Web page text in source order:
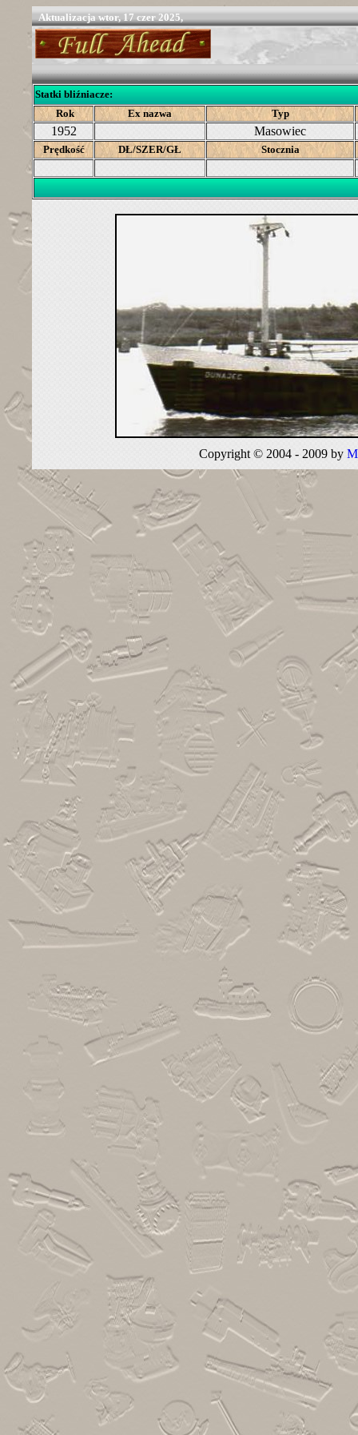
Aktualizacjawtor, 17 czer 2025,
Statki bliźniacze:
Rok
Ex nazwa Typ
1952 Masowiec
Prędkość DŁ/SZER/GŁ Stocznia
Copyright © 2004 - 2009 by